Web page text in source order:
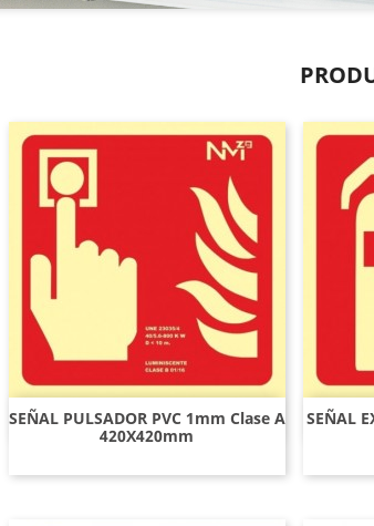
SEÑAL PULSADOR PVC 1mm Clase A
420X420mm
Vista rápida
SEÑAL